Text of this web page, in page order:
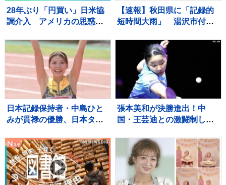
28年ぶり「円買い」日米協
調介入 アメリカの思惑
力”か？【サンデーモーニン
グ】
【速報】秋田県に「記録的
短時間大雨」 湯沢市付近
な雨 災害警戒 9日13:49時
日本記録保持者・中島ひと
みが貫禄の優勝、日本タイ
を制す 予選で12秒62の日
本新をマーク【陸上・富士
北麓ワールドトライアル】
張本美和が決勝進出！中
国・王芸迪との激闘制し初
オンズ横浜】